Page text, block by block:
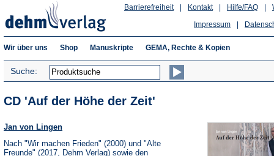
Hilfe/FAQ
Kontakt
Barrierefreiheit
Impressum
Wir über uns Shop Manuskripte GEMA, Rechte & Kopien
Suche:
CD 'Auf der Höhe der Zeit'
Jan von Lingen
Nach "Wir machen Frieden" (2000) und "Alte
Freunde" (2017, Dehm Verlag) sowie den